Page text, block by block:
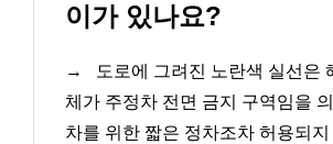
이가 있나요?
→
도로에 그려진 노란색 실선은
체가 주정차 전면 금지 구역임을
차를 위한 짧은 정차조차 허용되